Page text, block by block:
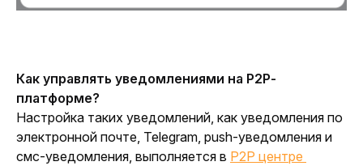
Как управлять уведомлениями на P2P-
платформе?
Настройка таких уведомлений, как уведомления по
электронной почте, Telegram, push-уведомления и
смс-уведомления, выполняется в P2P центре